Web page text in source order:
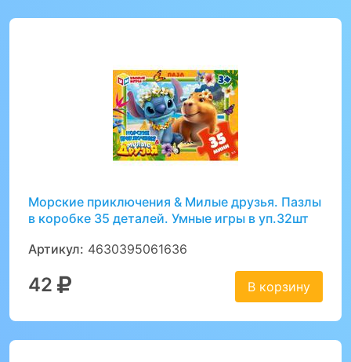
Морские приключения & Милые друзья. Пазлы
в коробке 35 деталей. Умные игры в уп.32шт
Артикул: 4630395061636
42 В корзину